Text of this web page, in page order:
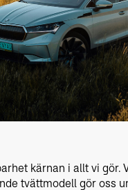
kärnan i allt vi gör.
tvättmodell gör oss